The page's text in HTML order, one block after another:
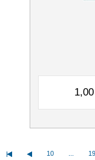
10 19